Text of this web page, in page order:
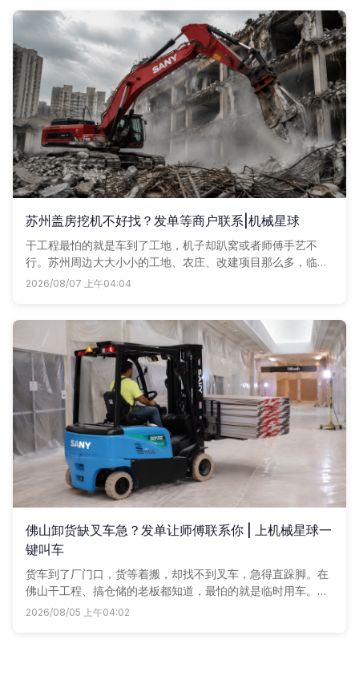
苏州盖房挖机不好找？发单等商户联系|机械星球
干工程最怕的就是车到了工地，机子却趴窝或者师傅手艺不
行。苏州周边大大小小的工地、农庄、改建项目那么多，临时
想找一台靠谱挖机，往往电话打了七八个还没着落。其实现在
2026/08/07 上午04:04
佛山卸货缺叉车急？发单让师傅联系你 | 上机械星球一
键叫车
货车到了厂门口，货等着搬，却找不到叉车，急得直跺脚。在
佛山干工程、搞仓储的老板都知道，最怕的就是临时用车。现
在简单了，咱们机械星球把附近车老板都聚一块儿了，发个单
2026/08/05 上午04:02